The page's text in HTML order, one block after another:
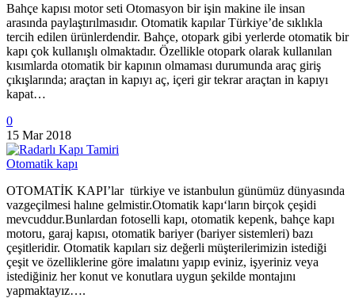
Bahçe kapısı motor seti Otomasyon bir işin makine ile insan
arasında paylaştırılmasıdır. Otomatik kapılar Türkiye’de sıklıkla
tercih edilen ürünlerdendir. Bahçe, otopark gibi yerlerde otomatik bir
kapı çok kullanışlı olmaktadır. Özellikle otopark olarak kullanılan
kısımlarda otomatik bir kapının olmaması durumunda araç giriş
çıkışlarında; araçtan in kapıyı aç, içeri gir tekrar araçtan in kapıyı
kapat…
0
15 Mar 2018
Otomatik kapı
OTOMATİK KAPI’lar türkiye ve istanbulun günümüz dünyasında
vazgeçilmesi halıne gelmistir.Otomatik kapı‘ların birçok çeşidi
mevcuddur.Bunlardan fotoselli kapı, otomatik kepenk, bahçe kapı
motoru, garaj kapısı, otomatik bariyer (bariyer sistemleri) bazı
çeşitleridir. Otomatik kapıları siz değerli müşterilerimizin istediği
çeşit ve özelliklerine göre imalatını yapıp eviniz, işyeriniz veya
istediğiniz her konut ve konutlara uygun şekilde montajını
yapmaktayız….